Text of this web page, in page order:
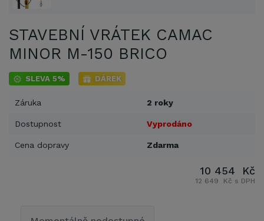
STAVEBNÍ VRÁTEK CAMAC
MINOR M-150 BRICO
SLEVA 5% DÁREK
Záruka 2 roky
Dostupnost Vyprodáno
Cena dopravy Zdarma
10 454 Kč
12 649 Kč s DPH